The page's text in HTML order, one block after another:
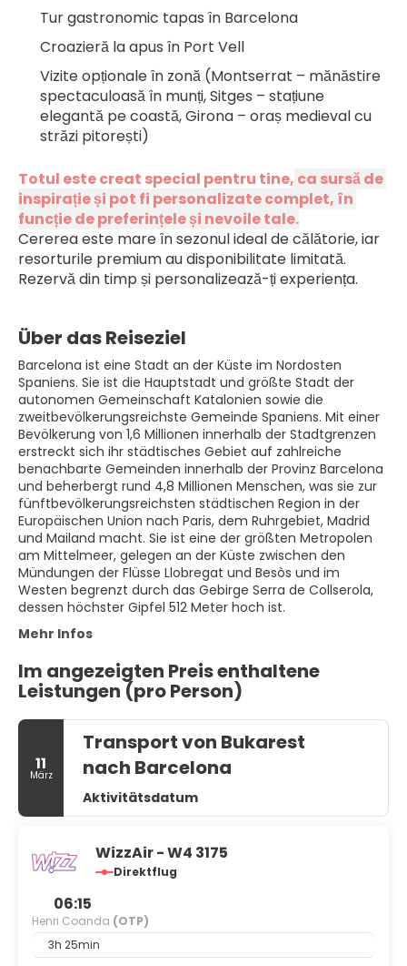
Tur gastronomic tapas în Barcelona
Croazieră la apus în Port Vell
Vizite opționale în zonă (Montserrat – mănăstire
spectaculoasă în munți, Sitges – stațiune
elegantă pe coastă, Girona – oraș medieval cu
străzi pitorești)
Totul este creat special pentru tine, ca sursă de
inspirație și pot fi personalizate complet, în
funcție de preferințele și nevoile tale.
Cererea este mare în sezonul ideal de călătorie, iar
resorturile premium au disponibilitate limitată.
Rezervă din timp și personalizează-ți experiența.
Über das Reiseziel
Barcelona ist eine Stadt an der Küste im Nordosten
Spaniens. Sie ist die Hauptstadt und größte Stadt der
autonomen Gemeinschaft Katalonien sowie die
zweitbevölkerungsreichste Gemeinde Spaniens. Mit einer
Bevölkerung von 1,6 Millionen innerhalb der Stadtgrenzen
erstreckt sich ihr städtisches Gebiet auf zahlreiche
benachbarte Gemeinden innerhalb der Provinz Barcelona
und beherbergt rund 4,8 Millionen Menschen, was sie zur
fünftbevölkerungsreichsten städtischen Region in der
Europäischen Union nach Paris, dem Ruhrgebiet, Madrid
und Mailand macht. Sie ist eine der größten Metropolen
am Mittelmeer, gelegen an der Küste zwischen den
Mündungen der Flüsse Llobregat und Besòs und im
Westen begrenzt durch das Gebirge Serra de Collserola,
dessen höchster Gipfel 512 Meter hoch ist.
Mehr Infos
Im angezeigten Preis enthaltene
Leistungen (pro Person)
11
März
Transport von Bukarest
nach Barcelona
Aktivitätsdatum
WizzAir - W4 3175
Direktflug
06:15
Henri Coanda (OTP)
3h 25min